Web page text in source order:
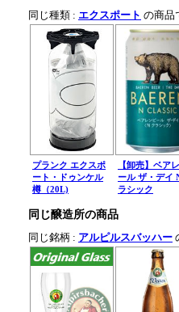
同じ種類 : エクスポート の商品
プランク エクスポ
ート・ドゥンケル
樽（20L)
【卸売】ベア
ール ザ・デイ
ラシック
同じ醸造所の商品
同じ銘柄 : アルピルスバッハー